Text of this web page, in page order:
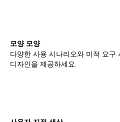
모양 모양
다양한 사용 시나리오와 미적 요구
디자인을 제공하세요.